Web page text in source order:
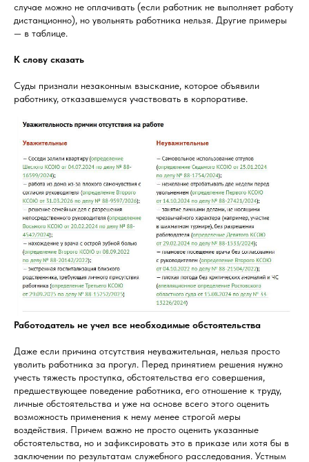
случае можно не оплачивать (если работник не выполняет работу
дистанционно), но увольнять работника нельзя. Другие примеры
— в таблице.
К слову сказать
Суды признали незаконным взыскание, которое объявили
работнику, отказавшемуся участвовать в корпоративе.
Работодатель не учел все необходимые обстоятельства
Даже если причина отсутствия неуважительная, нельзя просто
уволить работника за прогул. Перед принятием решения нужно
учесть тяжесть проступка, обстоятельства его совершения,
предшествующее поведение работника, его отношение к труду,
личные обстоятельства и уже на основе всего этого оценить
возможность применения к нему менее строгой меры
воздействия. Причем важно не просто оценить указанные
обстоятельства, но и зафиксировать это в приказе или хотя бы в
заключении по результатам служебного расследования. Устным